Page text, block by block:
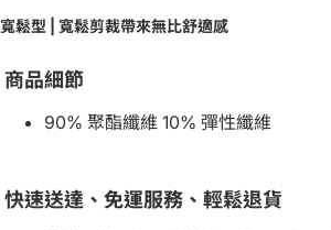
寬鬆型 | 寬鬆剪裁帶來無比舒適感
商品細節
90% 聚酯纖維 10% 彈性纖維
快速送達、免運服務、輕鬆退貨